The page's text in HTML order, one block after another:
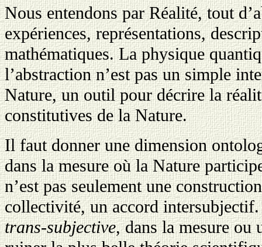
Nous entendons par Réalité, tout
expériences, représentations,
mathématiques. La physique
l’abstraction n’est pas un simple
Nature, un outil pour décrire la
constitutives de la Nature.
Il faut donner une dimension
dans la mesure où la Nature
n’est pas seulement une
collectivité, un accord
trans-subjective, dans la mesure ou